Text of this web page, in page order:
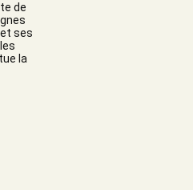
de
ses
la